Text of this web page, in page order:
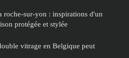
roche-sur-yon : inspirations d'un
protégée et stylée
vitrage en Belgique peut